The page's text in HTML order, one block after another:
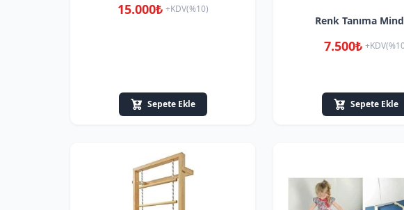
15.000₺ +KDV(%10)
Sepete Ekle
Renk Tanıma
7.500₺
Sepete Ekle